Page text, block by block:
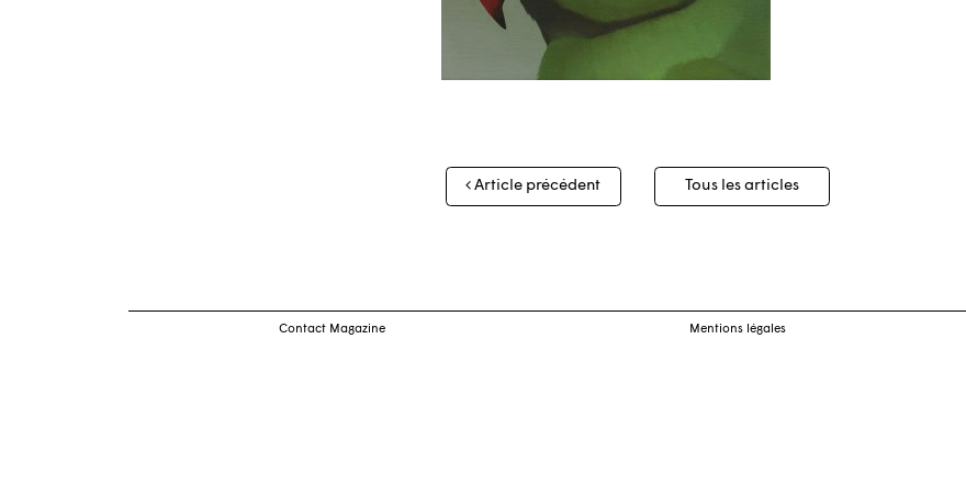
Navigation
des
Article précédent Tous les articles
Contact Magazine Mentions légales